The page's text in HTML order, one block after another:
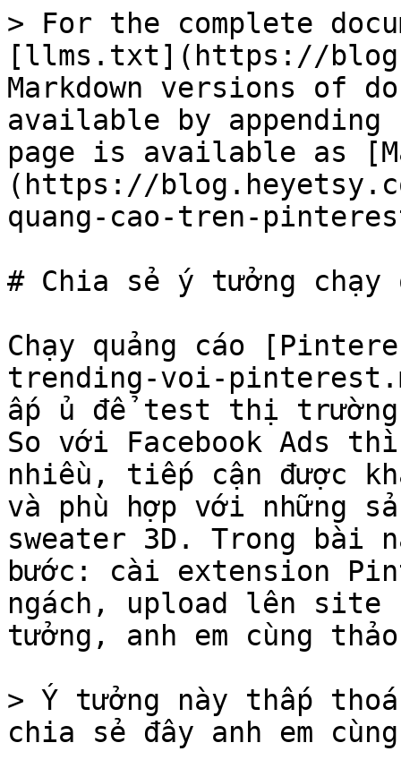
> For the complete
[llms.txt](https://
Markdown versions of
available by
page is available as
(https://
quang-cao-tren-
# Chia sẻ ý tưởng
Chạy quảng cáo
trending-voi-
ấp ủ để test thị trường
So với Facebook Ads
nhiều, tiếp cận được
và phù hợp với những
sweater 3D. Trong bài
bước: cài extension
ngách, upload lên
tưởng, anh em cùng
> Ý tưởng này thấp
chia sẻ đây anh em